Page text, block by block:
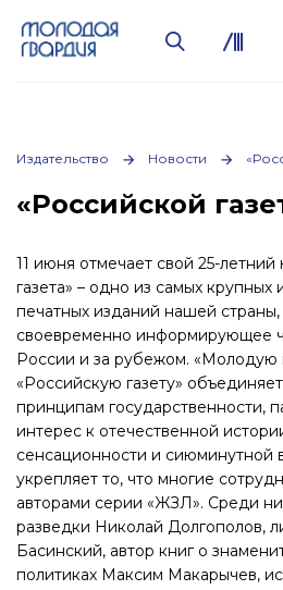
Издательство Новости
«Российской
11 июня отмечает свой 25-
газета» – одно из самых крупных
печатных изданий нашей
своевременно информирующее
России и за рубежом. «Молодую
«Российскую газету»
принципам государственности,
интерес к отечественной
сенсационности и
укрепляет то, что многие
авторами серии «ЖЗЛ». Среди
разведки Николай Долгополов,
Басинский, автор книг о
политиках Максим Макарычев,